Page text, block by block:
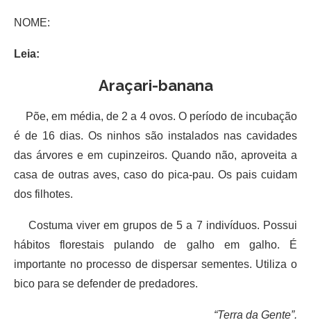
NOME:
Leia:
Araçari-banana
Põe, em média, de 2 a 4 ovos. O período de incubação
é de 16 dias. Os ninhos são instalados nas cavidades
das árvores e em cupinzeiros. Quando não, aproveita a
casa de outras aves, caso do pica-pau. Os pais cuidam
dos filhotes.
Costuma viver em grupos de 5 a 7 indivíduos. Possui
hábitos florestais pulando de galho em galho. É
importante no processo de dispersar sementes. Utiliza o
bico para se defender de predadores.
“Terra da Gente”.